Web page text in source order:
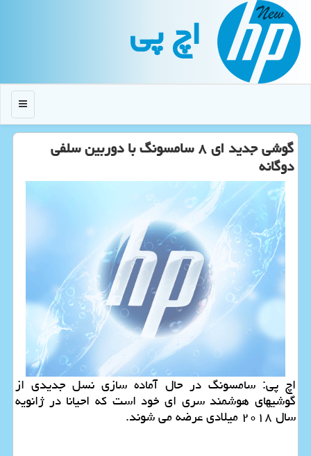
اچ پی
منو
گوشی جدید ای ۸ سامسونگ با دوربین سلفی
دوگانه
اچ پی: سامسونگ در حال آماده سازی نسل جدیدی از
گوشیهای هوشمند سری ای خود است كه احیانا در ژانویه
سال ۲۰۱۸ میلادی عرضه می شوند.